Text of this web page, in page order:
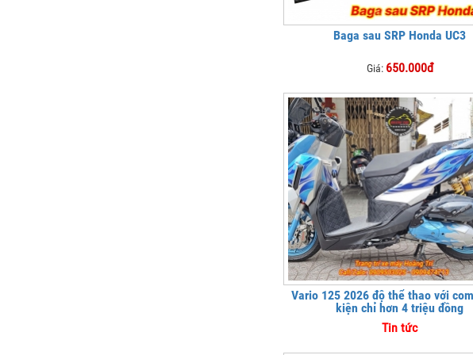
Baga sau SRP Honda UC3
Giá: 650.000đ
Vario 125 2026 độ thể thao với
kiện chỉ hơn 4 triệu đồng
Tin tức